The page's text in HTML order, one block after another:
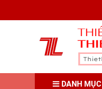
DANH